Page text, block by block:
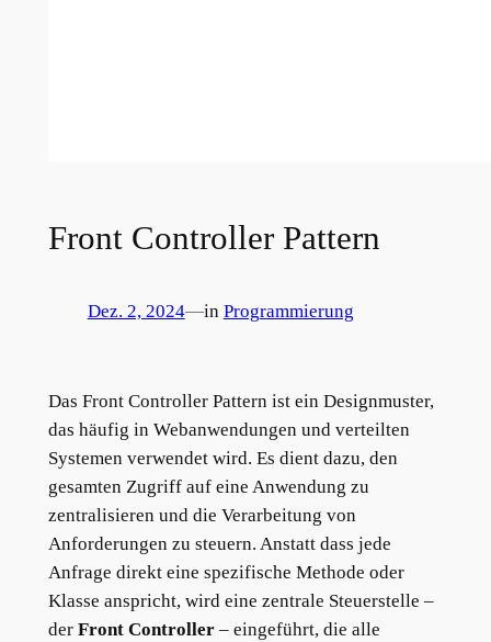
Front Controller Pattern
Dez. 2, 2024—in Programmierung
Das Front Controller Pattern ist ein Designmuster,
das häufig in Webanwendungen und verteilten
Systemen verwendet wird. Es dient dazu, den
gesamten Zugriff auf eine Anwendung zu
zentralisieren und die Verarbeitung von
Anforderungen zu steuern. Anstatt dass jede
Anfrage direkt eine spezifische Methode oder
Klasse anspricht, wird eine zentrale Steuerstelle –
der Front Controller– eingeführt, die alle